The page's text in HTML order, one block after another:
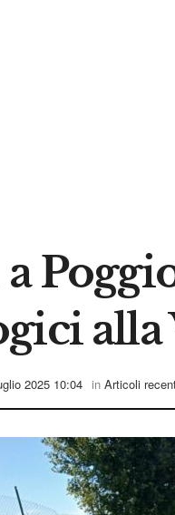
2025 10:04 in Articoli